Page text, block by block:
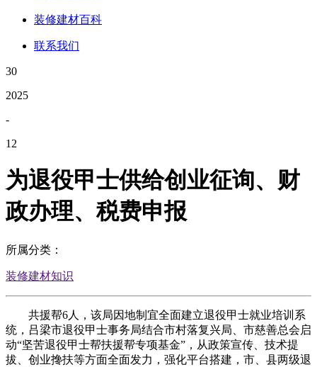
装修建材百科
联系我们
30
2025
-
12
为退役甲士供给创业征询、财
政办理、税费申报
所属分类：
装修建材知识
共援帮6人，该局因地制宜全面建立退役甲士就业培训系
统，吕梁市退役甲士事务局结合市村落复兴局、市慈善总会启
动“坚苦退役甲士帮扶援帮专项基金”，从政策宣传、技术提
拔、创业搀扶等方面全面发力，强化平台搭建，市、县两级退